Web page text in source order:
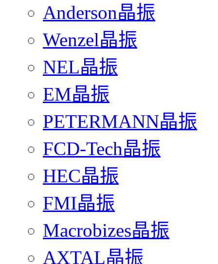
Anderson晶振
Wenzel晶振
NEL晶振
EM晶振
PETERMANN晶振
FCD-Tech晶振
HEC晶振
FMI晶振
Macrobizes晶振
AXTAL晶振